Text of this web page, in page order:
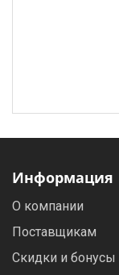
Информация
О компании
Поставщикам
Скидки и бонусы